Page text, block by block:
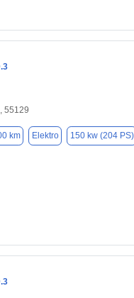
55129
km Elektro 150 kw (204 PS)